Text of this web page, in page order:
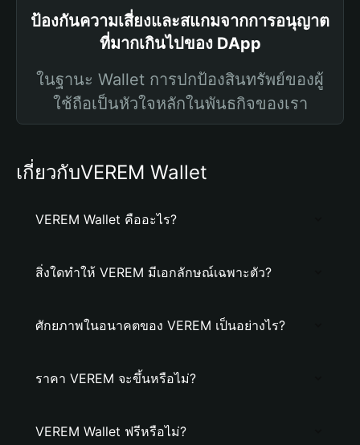
ป้องกันความเสี่ยงและสแกมจากการอนุญาต
ที่มากเกินไปของ DApp
ในฐานะ Wallet การปกป้องสินทรัพย์ของผู้
ใช้ถือเป็นหัวใจหลักในพันธกิจของเรา
เกี่ยวกับVEREM Wallet
VEREM Wallet คืออะไร?
สิ่งใดทำให้ VEREM มีเอกลักษณ์เฉพาะตัว?
ศักยภาพในอนาคตของ VEREM เป็นอย่างไร?
ราคา VEREM จะขึ้นหรือไม่?
VEREM Wallet ฟรีหรือไม่?